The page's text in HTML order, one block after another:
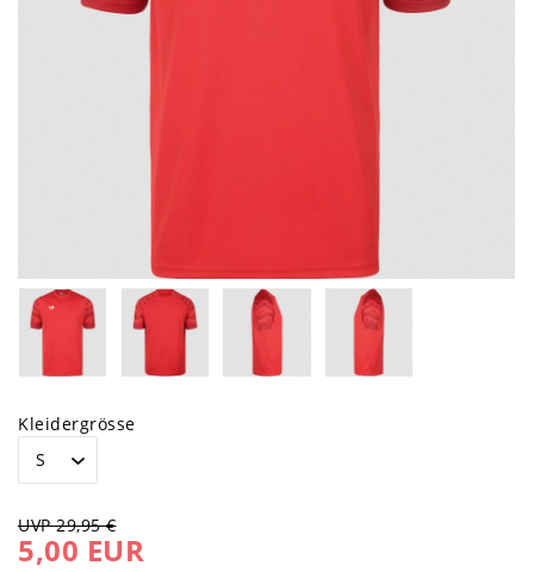
Kleidergrösse
UVP 29,95 €
5,00 EUR